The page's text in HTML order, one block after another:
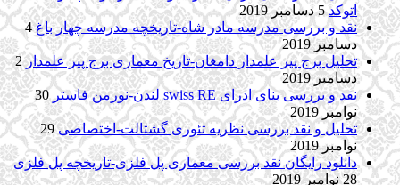
اتوکد 5 دسامبر 2019
نقد و بررسی مدرسه مادر شاه-تاریخچه مدرسه چهار باغ 4
دسامبر 2019
تحلیل برج پیر علمدار دامغان-تاریخ معماری برج پیر علمدار 2
دسامبر 2019
نقد و بررسی بنای ادرای swiss RE لندن-نورمن فاستر
30
نوامبر 2019
تحلیل و نقد بررسی نظریه تئوری گشتالت-اختصاصی 29
نوامبر 2019
دانلود رایگان نقد بررسی معماری پل فلزی-تاریخچه پل فلزی
28 نوامبر 2019